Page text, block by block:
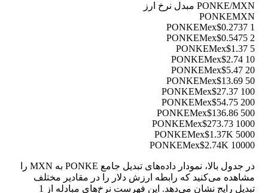
PONKE/MXN مبدل نرخ ارز
PONKEMXN
1 PONKE
Mex$0.2737
2 PONKE
Mex$0.5475
5 PONKE
Mex$1.37
10 PONKE
Mex$2.74
20 PONKE
Mex$5.47
50 PONKE
Mex$13.69
100 PONKE
Mex$27.37
200 PONKE
Mex$54.75
500 PONKE
Mex$136.86
1000 PONKE
Mex$273.73
5000 PONKE
Mex$1.37K
10000 PONKE
Mex$2.74K
در جدول بالا، نمودار داده‌های تبدیل جامع PONKE به MXN را
مشاهده می‌کنید که رابطه ارزش دلار را در مقادیر مختلف
تبدیل رایج نشان می‌دهد. این فهرست نرخ‌های مبادله از 1